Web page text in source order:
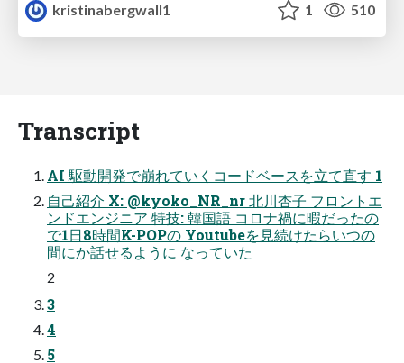
kristinabergwall1
1 510
Transcript
AI 駆動開発で崩れていくコードベースを立て直す 1
自己紹介 X: @kyoko_NR_nr 北川杏子 フロントエ
ンドエンジニア 特技: 韓国語 コロナ禍に暇だったの
で1日8時間K-POPの Youtubeを見続けたらいつの
間にか話せるように なっていた
2
3
4
5